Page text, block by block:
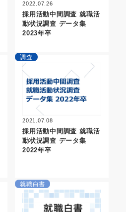
2022.07.26
採用活動中間調査 就職活
動状況調査 データ集
2023年卒
調査
2021.07.08
採用活動中間調査 就職活
動状況調査 データ集
2022年卒
就職白書